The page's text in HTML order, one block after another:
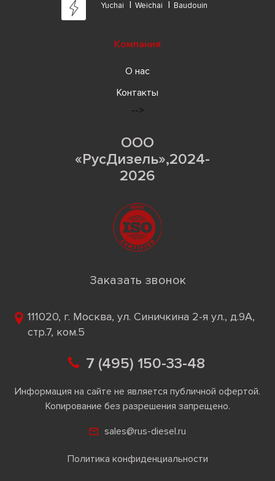
Yuchai Weichai Baudouin
Компания
О нас
Контакты
-->
ООО
«РусДизель»,2024-
2026
Заказать звонок
111020, г. Москва, ул. Синичкина 2-я ул., д.9А,
стр.7, ком.5
7 (495) 150-33-48
Информация на сайте не является публичной офертой.
Копирование без разрешения запрещено.
sales@rus-diesel.ru
Политика конфиденциальности